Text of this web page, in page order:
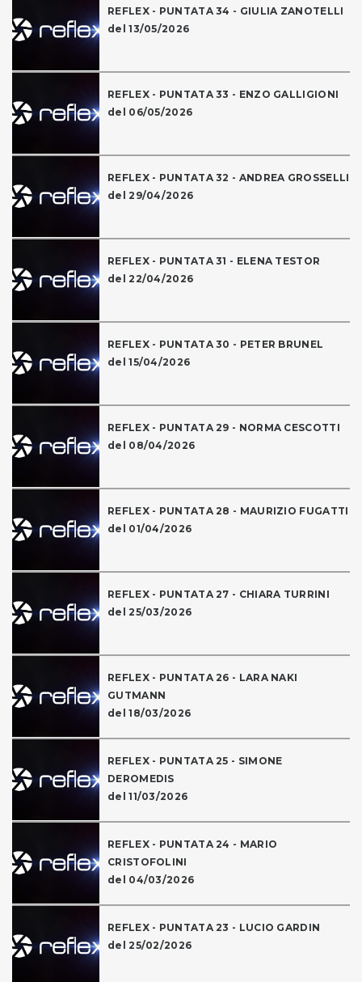
REFLEX - PUNTATA 34 - GIULIA ZANOTELLI
del 13/05/2026
REFLEX - PUNTATA 33 - ENZO GALLIGIONI
del 06/05/2026
REFLEX - PUNTATA 32 - ANDREA GROSSELLI
del 29/04/2026
REFLEX - PUNTATA 31 - ELENA TESTOR
del 22/04/2026
REFLEX - PUNTATA 30 - PETER BRUNEL
del 15/04/2026
REFLEX - PUNTATA 29 - NORMA CESCOTTI
del 08/04/2026
REFLEX - PUNTATA 28 - MAURIZIO FUGATTI
del 01/04/2026
REFLEX - PUNTATA 27 - CHIARA TURRINI
del 25/03/2026
REFLEX - PUNTATA 26 - LARA NAKI
GUTMANN
del 18/03/2026
REFLEX - PUNTATA 25 - SIMONE
DEROMEDIS
del 11/03/2026
REFLEX - PUNTATA 24 - MARIO
CRISTOFOLINI
del 04/03/2026
REFLEX - PUNTATA 23 - LUCIO GARDIN
del 25/02/2026